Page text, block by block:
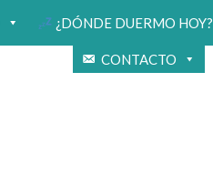
¿DÓNDE DUERMO HOY?
CONTACTO